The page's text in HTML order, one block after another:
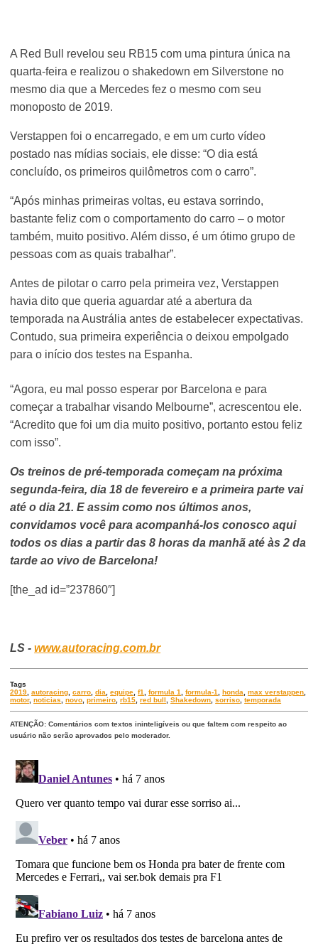
A Red Bull revelou seu RB15 com uma pintura única na
quarta-feira e realizou o shakedown em Silverstone no
mesmo dia que a Mercedes fez o mesmo com seu
monoposto de 2019.
Verstappen foi o encarregado, e em um curto vídeo
postado nas mídias sociais, ele disse: “O dia está
concluído, os primeiros quilômetros com o carro”.
“Após minhas primeiras voltas, eu estava sorrindo,
bastante feliz com o comportamento do carro – o motor
também, muito positivo. Além disso, é um ótimo grupo de
pessoas com as quais trabalhar”.
Antes de pilotar o carro pela primeira vez, Verstappen
havia dito que queria aguardar até a abertura da
temporada na Austrália antes de estabelecer expectativas.
Contudo, sua primeira experiência o deixou empolgado
para o início dos testes na Espanha.
“Agora, eu mal posso esperar por Barcelona e para
começar a trabalhar visando Melbourne”, acrescentou ele.
“Acredito que foi um dia muito positivo, portanto estou feliz
com isso”.
Os treinos de pré-temporada começam na próxima
segunda-feira, dia 18 de fevereiro e a primeira parte vai
até o dia 21. E assim como nos últimos anos,
convidamos você para acompanhá-los conosco aqui
todos os dias a partir das 8 horas da manhã até às 2 da
tarde ao vivo de Barcelona!
[the_ad id=”237860″]
LS -www.autoracing.com.br
Tags
2019 ,autoracing ,carro ,dia ,equipe ,f1 ,formula 1 ,formula-1 ,honda ,max verstappen
motor,noticias ,novo ,primeiro ,rb15 ,red bull ,Shakedown ,sorriso ,temporada
ATENÇÃO: Comentários com textos ininteligíveis ou que faltem com respeito ao
usuário não serão aprovados pelo moderador.